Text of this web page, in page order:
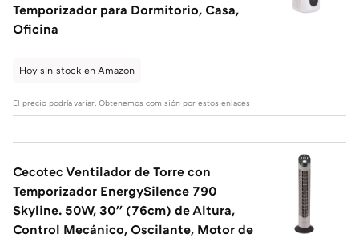
Temporizador para Dormitorio, Casa,
Oficina
Hoy sin stock en Amazon
El precio podría variar. Obtenemos comisión por estos enlaces
Cecotec Ventilador de Torre con
Temporizador EnergySilence 790
Skyline. 50W, 30'' (76cm) de Altura,
Control Mecánico, Oscilante, Motor de